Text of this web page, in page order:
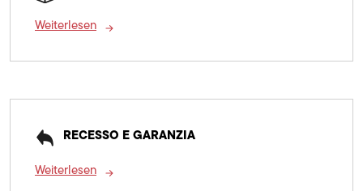
Weiterlesen
RECESSO E GARANZIA
Weiterlesen